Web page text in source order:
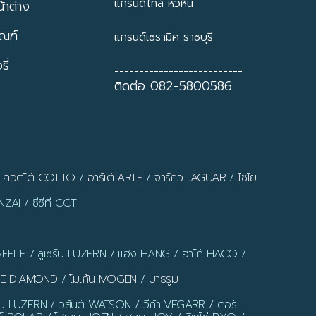
ต่าง
ฑ์
แกรนด์ไทล์ หัวหิน
แกรนด์เซรามิค ราชบุรี
--------------------------
ติดต่อ 082-5800586
คอตโต้ COTTO / อาร์เต้ ARTE/จาร์กัว JAGUAR/ไชโย
/ ซีซีที CCT
/ ลูเซิร์น LUZERN / แฮง HANG / ฮาโก้ HACO /
DIAMOND /โมเก้น MOGEN / บาธรูม
LUZERN / วสันต์ WATSON / วีก้า VEGARR / ดอร์